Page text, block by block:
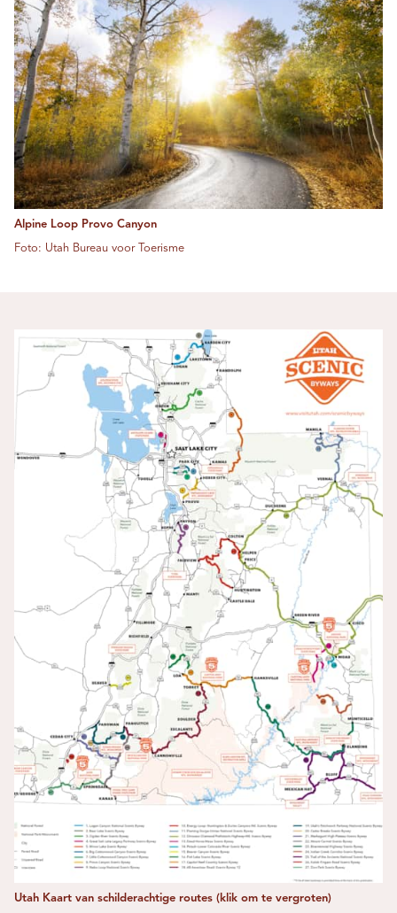
Alpine Loop Provo Canyon
Foto: Utah Bureau voor Toerisme
Utah Kaart van schilderachtige routes (klik om te vergroten)